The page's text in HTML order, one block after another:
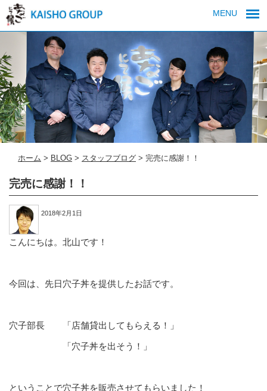
MENU
ホーム > BLOG > スタッフブログ > 完売に感謝！！
完売に感謝！！
2018年2月1日
こんにちは。北山です！
今回は、先日穴子丼を提供したお話です。
穴子部長 「店舗貸出してもらえる！」
「穴子丼を出そう！」
ということで穴子丼を販売させてもらいました！